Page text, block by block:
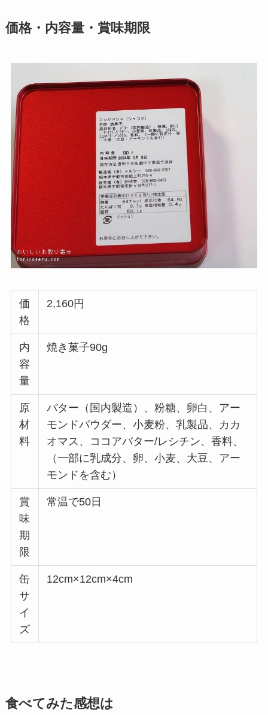
価格・内容量・賞味期限
価
格
2,160円
内
容
量
焼き菓子90g
原
材
料
バター（国内製造）、粉糖、卵白、アー
モンドパウダー、小麦粉、乳製品、カカ
オマス、ココアバター/レシチン、香料、
（一部に乳成分、卵、小麦、大豆、アー
モンドを含む）
賞
味
期
限
常温で50日
缶
サ
イ
ズ
12cm×12cm×4cm
食べてみた感想は